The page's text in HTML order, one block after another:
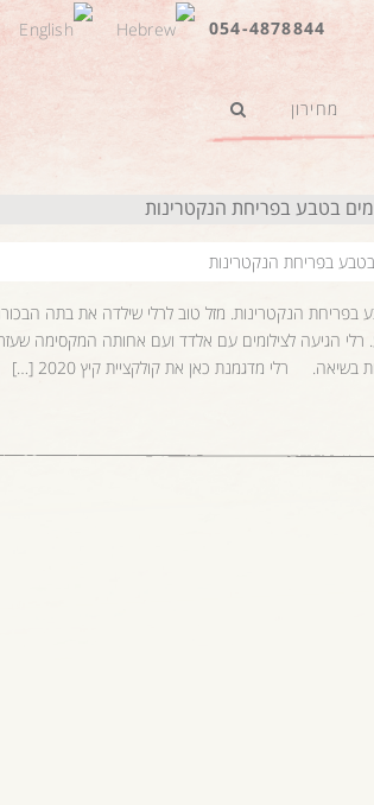
054-4878844
מחירון
בטבע בפריחת הנקטרינות
בפריחת הנקטרינות. מזל טוב לרלי שילדה את בתה
רלי הגיעה לצילומים עם אלדד ועם אחותה המקסימה
רלי מדגמנת כאן את קולקציית קיץ 2020 […]